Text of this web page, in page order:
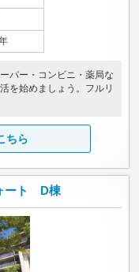
パー・コンビニ・薬局な
を始めましょう。フルリ
ちら
ート D棟